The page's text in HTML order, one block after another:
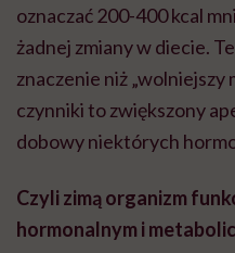
oznaczać 200-400 kcal
żadnej zmiany w diecie.
znaczenie niż „wolniejszy
czynniki to zwiększony
dobowy niektórych
Czyli zimą organizm
hormonalnym i